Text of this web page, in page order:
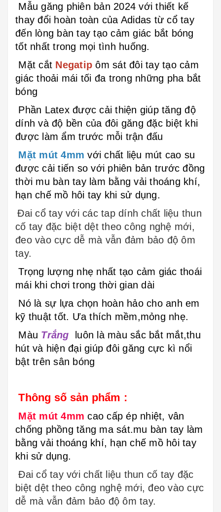
Mẫu găng phiên bản 2024 với thiết kế
thay đổi hoàn toàn của Adidas từ cổ tay
đến lòng bàn tay tạo cảm giác bắt bóng
tốt nhất trong mọi tình huống.
Mặt cắt Negatip ôm sát đôi tay tạo cảm
giác thoải mái tối đa trong những pha bắt
bóng
Phần Latex được cải thiện giúp tăng độ
dính và độ bền của đôi găng đặc biệt khi
được làm ẩm trước mỗi trận đấu
Mặt mút 4mmvới chất liệu mút cao su
được cải tiến so với phiên bản trước đồng
thời mu bàn tay làm bằng vải thoáng khí,
hạn chế mồ hôi tay khi sử dụng.
Đai cổ tay với các tap dính chất liệu thun
cố tay đặc biệt dệt theo công nghệ mới,
đeo vào cực dễ mà vẫn đảm bảo độ ôm
tay.
Trọng lượng nhẹ nhất tạo cảm giác thoái
mái khi chơi trong thời gian dài
Nó là sự lựa chọn hoàn hảo cho anh em
kỹ thuật tốt. Ưa thích mềm,mỏng nhẹ.
Màu Trắng luôn là màu sắc bắt mắt,thu
hút và hiện đại giúp đôi găng cực kì nổi
bật trên sân bóng
Thông số sản phẩm :
Mặt mút 4mm cao cấp ép nhiệt, vân
chống phồng tăng ma sát.mu bàn tay làm
bằng vải thoáng khí, hạn chế mồ hôi tay
khi sử dụng.
Đai cổ tay với chất liệu thun cố tay đặc
biệt dệt theo công nghệ mới, đeo vào cực
dễ mà vẫn đảm bảo độ ôm tay.